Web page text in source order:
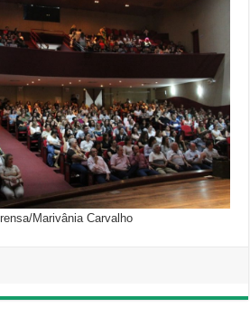
Marivânia Carvalho